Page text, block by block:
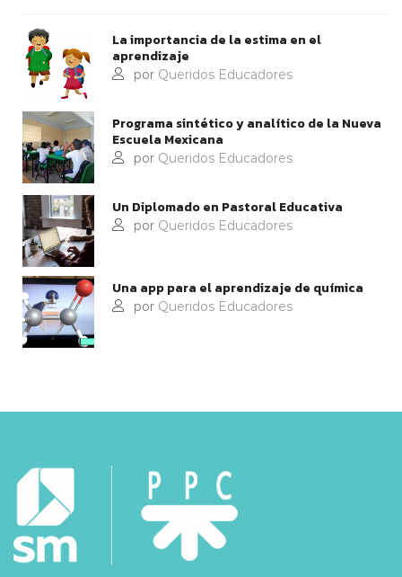
La importancia de la estima en el
aprendizaje
por Queridos Educadores
Programa sintético y analítico de la Nueva
Escuela Mexicana
por Queridos Educadores
Un Diplomado en Pastoral Educativa
por Queridos Educadores
Una app para el aprendizaje de química
por Queridos Educadores